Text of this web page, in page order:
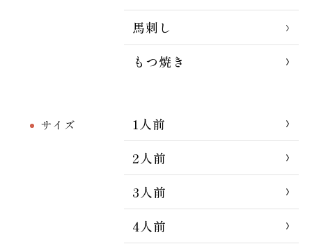
馬刺し
もつ焼き
サイズ
1人前
2人前
3人前
4人前